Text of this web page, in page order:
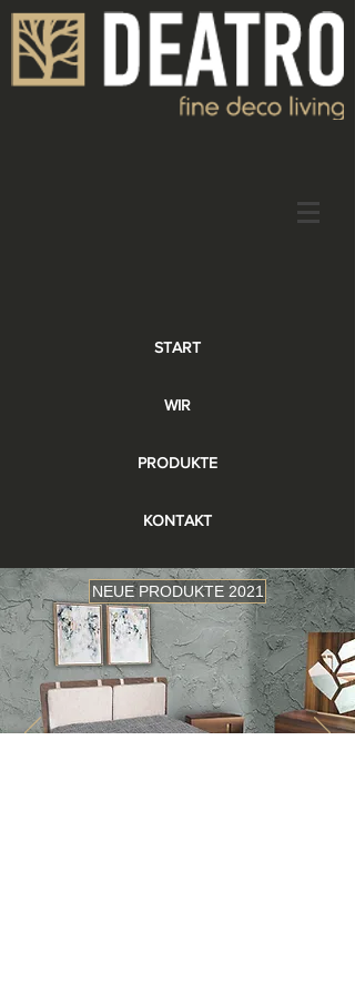
NEUE PRODUKTE 2021
START
WIR
PRODUKTE
KONTAKT